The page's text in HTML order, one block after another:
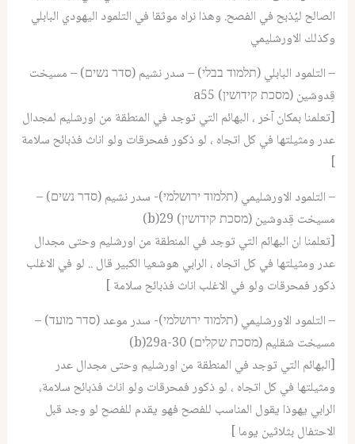
الصالح ليُذبح في الفصح. وهذا نراه موثقا في التلمود اليهودي البابلي
وكذلك الاورشليمي
– التلمود البابلي (תלמוד בבלי) – سدر نشيم (סדר נשים) – مسيخت
قِدوشين (מסכת קידושין) a55
[تعلمنا بمكان آخر ، البهائم التي توجد في المنطقة من اورشليم لمجدال
عدر ومثيلتها في كل اتجاه ، لو ذكور فمحرقات ولو اناث فذبائح سلامة
]
– التلمود الاورشليمي (תלמוד ירושלמי)- سدر نشيم (סדר נשים) –
مسيخت قِدوشين (מסכת קידושין) b)29)
[تعلمنا ان البهائم التي توجد في المنطقة من اورشليم وحتى مجدال
عدر ومثيلتها في كل اتجاه ، الرابي هوشعيا الكبير قال .. لو في الاغلب
ذكور فمحرقات ولو في الاغلب اناث فذبائح سلامة ]
– التلمود الاورشليمي (תלמוד ירושלמי)- سدر موعد (סדר מועד) –
مسيخت شقليم (מסכת שקלים) b)29a-30)
[البهائم التي توجد في المنطقة من اورشليم وحتى مجدال عدر
ومثيلتها في كل اتجاه ، لو ذكور فمحرقات ولو اناث فذبائح سلامة،
الرابي يهوذا يقول المناسب للفصح فهو يقدم للفصح لو وجد قبل
الاحتفال بثلاثين يوما ]